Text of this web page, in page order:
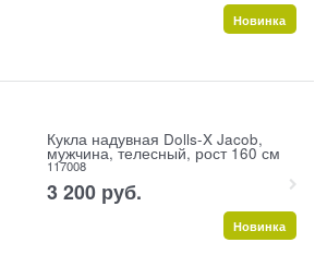
Новинка
Кукла надувная Dolls-X Jacob,
мужчина, телесный, рост 160 см
117008
3 200 руб.
Новинка